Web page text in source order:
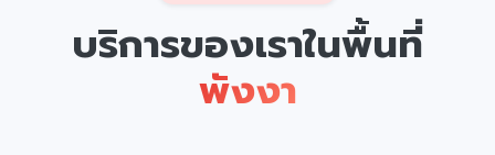
บริการของเราในพื้นที่
พังงา